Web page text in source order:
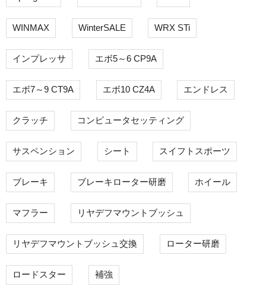
WINMAX WinterSALE WRX STi
インプレッサ エボ5～6 CP9A
エボ7～9 CT9A エボ10 CZ4A エンドレス
クラッチ コンピュータセッティング
サスペンション シート スイフトスポーツ
ブレーキ ブレーキローター研磨 ホイール
マフラー リヤデフマウントブッシュ
リヤデフマウントブッシュ交換 ローター研磨
ロードスター 補強